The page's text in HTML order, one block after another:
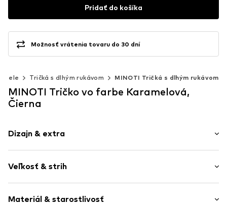
Pridať do košíka
Možnosť vrátenia tovaru do 30 dní
Tričká s dlhým rukávom MINOTI Tričká s dlhým rukávom
MINOTI Tričko vo farbe Karamelová,
Čierna
Dizajn & extra
Džersej
Polo golier
Rebrované manžety
Veľkosť & strih
Strih: Štandardný fit
Materiál & starostlivosť